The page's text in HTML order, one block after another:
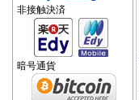
非接触決済
暗号通貨